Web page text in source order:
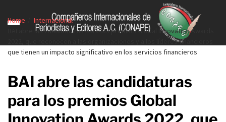
Home
Internacional
BAI abre las candidaturas para los premios Global Innovation Awards
2022, que reconocen a las organizaciones y a los líderes financieros
que tienen un impacto significativo en los servicios financieros
BAI abre las candidaturas
para los premios Global